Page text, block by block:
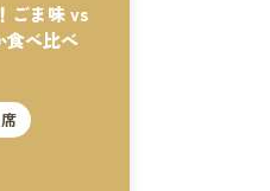
ごま味 vs
食べ比べ